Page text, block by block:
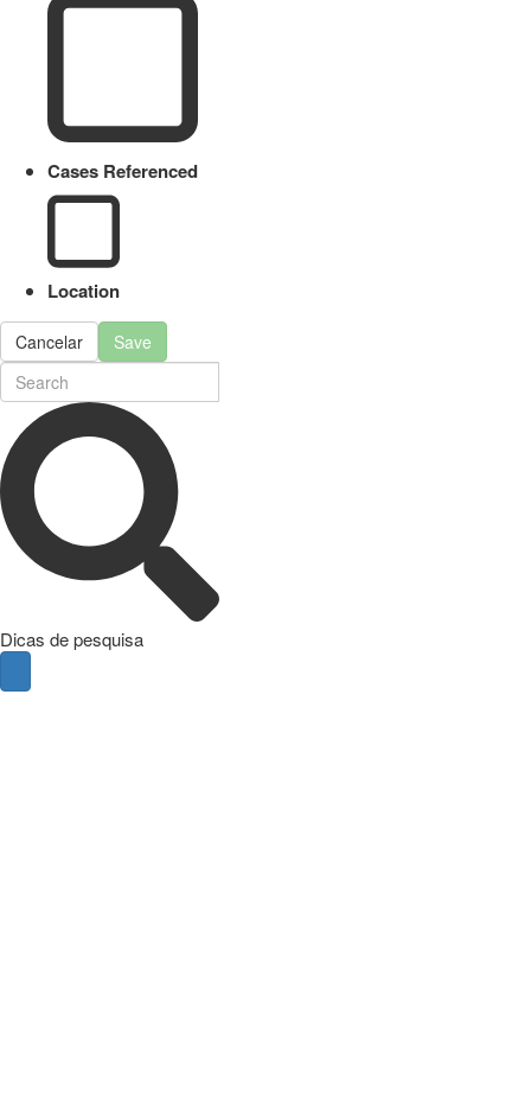
Cases Referenced
Location
Cancelar Save
Dicas de pesquisa